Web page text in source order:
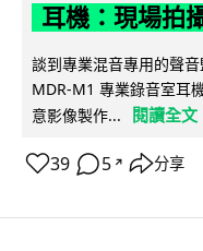
耳機：現場拍
談到專業混音專用的聲
MDR-M1 專業錄音室耳
意影像製作...
閱讀全文
39 5 ↗ 分享